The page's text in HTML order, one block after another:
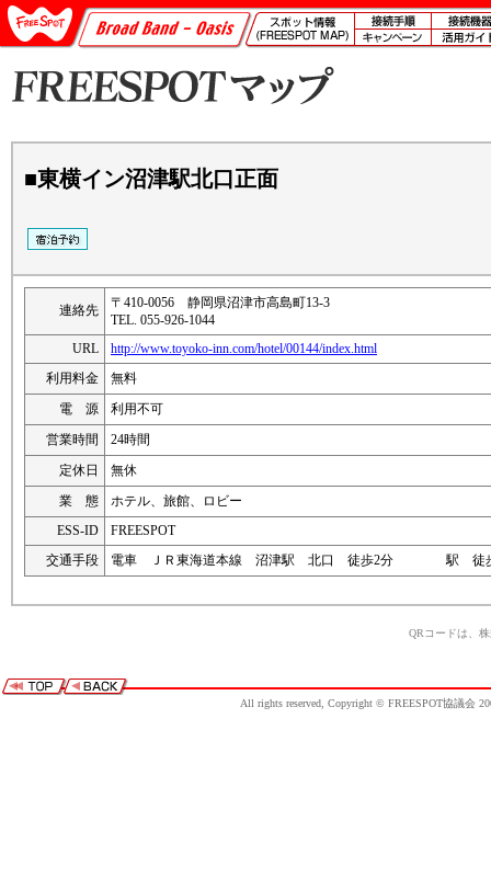
■東横イン沼津駅北口正面
連絡先
〒410-0056 静岡県沼津市高島町13-3
TEL. 055-926-1044
URL
http://www.toyoko-inn.com/hotel/00144/index.html
利用料金
無料
電 源
利用不可
営業時間
24時間
定休日
無休
業 態
ホテル、旅館、ロビー
ESS-ID
FREESPOT
交通手段
電車 ＪＲ東海道本線 沼津駅 北口 徒歩2分 駅 徒
QRコードは、
All rights reserved, Copyright © FREESPOT協議会